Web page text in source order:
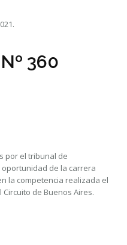
360
por el tribunal de
de la carrera
la competencia realizada el
de Buenos Aires.